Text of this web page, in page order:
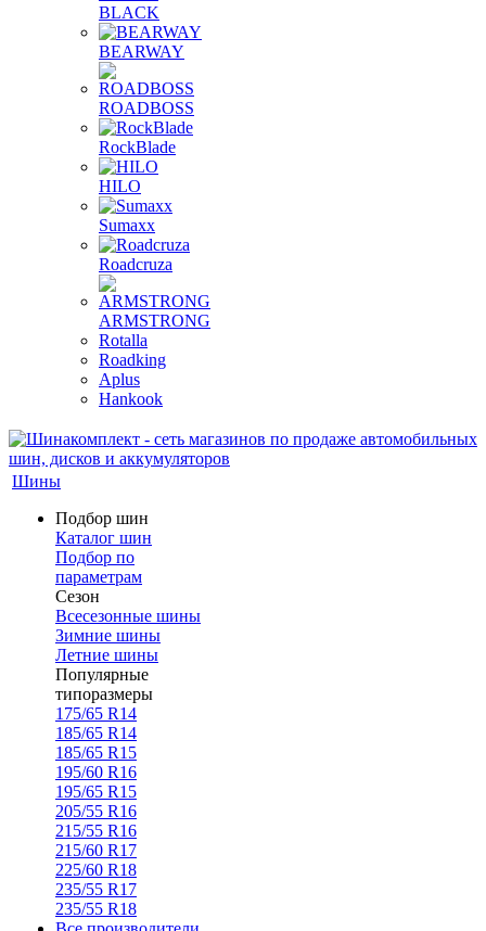
BLACK
BEARWAY
ROADBOSS
RockBlade
HILO
Sumaxx
Roadcruza
ARMSTRONG
Rotalla
Roadking
Aplus
Hankook
Шины
Подбор шин
Каталог шин
Подбор по
параметрам
Сезон
Всесезонные шины
Зимние шины
Летние шины
Популярные
типоразмеры
175/65 R14
185/65 R14
185/65 R15
195/60 R16
195/65 R15
205/55 R16
215/55 R16
215/60 R17
225/60 R18
235/55 R17
235/55 R18